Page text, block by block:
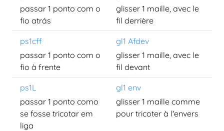
passar 1 ponto com o
fio atrás
glisser 1 maille, avec le
fil derrière
ps1cff
gl1 Afdev
passar 1 ponto com o
fio à frente
glisser 1 maille, avec le
fil devant
ps1L
gl1 env
passar 1 ponto como
se fosse tricotar em
liga
glisser 1 maille comme
pour tricoter à l'envers